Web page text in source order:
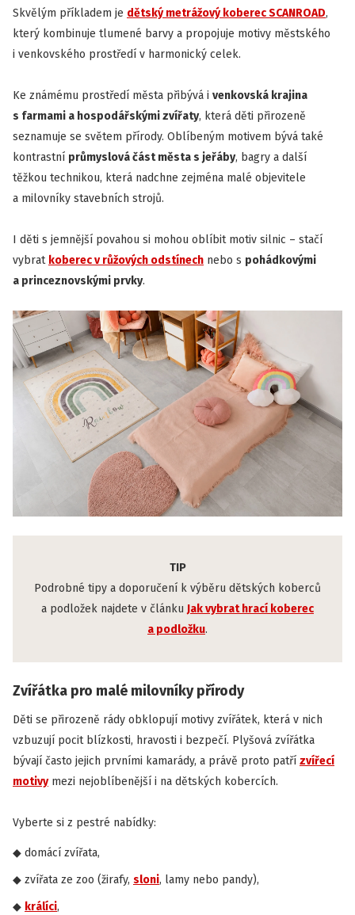
Skvělým příkladem je dětský metrážový koberec SCANROAD,
který kombinuje tlumené barvy a propojuje motivy městského
i venkovského prostředí v harmonický celek.
Ke známému prostředí města přibývá i venkovská krajina
s farmami a hospodářskými zvířaty, která děti přirozeně
seznamuje se světem přírody. Oblíbeným motivem bývá také
kontrastní průmyslová část města s jeřáby, bagry a další
těžkou technikou, která nadchne zejména malé objevitele
a milovníky stavebních strojů.
I děti s jemnější povahou si mohou oblíbit motiv silnic – stačí
vybrat koberec vrůžových odstínech nebo s pohádkovými
a princeznovskými prvky.
TIP
Podrobné tipy a doporučení k výběru dětských koberců
a podložek najdete v článku Jak vybrat hrací koberec
a podložku.
Zvířátka pro malé milovníky přírody
Děti se přirozeně rády obklopují motivy zvířátek, která v nich
vzbuzují pocit blízkosti, hravosti i bezpečí. Plyšová zvířátka
bývají často jejich prvními kamarády, a právě proto patří zvířecí
motivymezi nejoblíbenější i na dětských kobercích.
Vyberte si z pestré nabídky:
domácí zvířata,
zvířata ze zoo (žirafy, sloni, lamy nebo pandy),
králíci,